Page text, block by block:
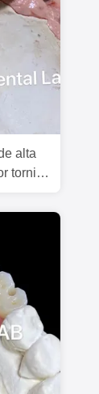
alta
tornillo